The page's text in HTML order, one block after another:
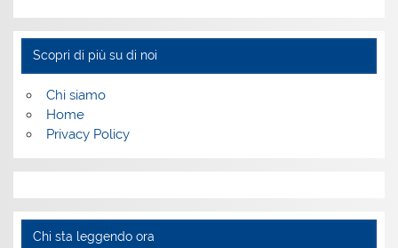
Scopri di più su di noi
Chi siamo
Home
Privacy Policy
Chi sta leggendo ora